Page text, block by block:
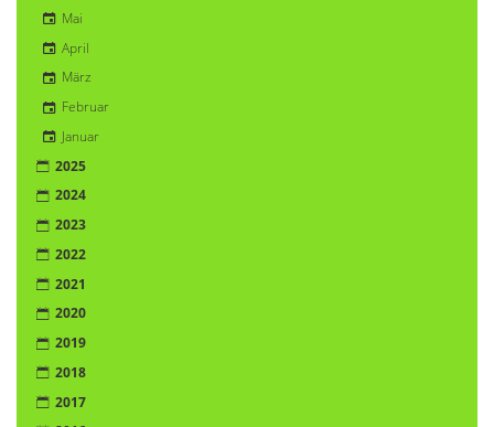
Mai
April
März
Februar
Januar
2025
2024
2023
2022
2021
2020
2019
2018
2017